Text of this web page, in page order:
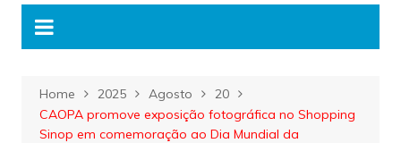
Home 2025 Agosto
20
CAOPA promove exposição fotográfica no Shopping
Sinop em comemoração ao Dia Mundial da